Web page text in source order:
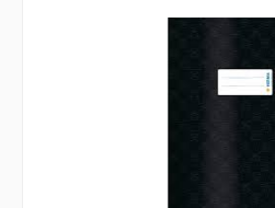
rutscht nicht so leicht vom